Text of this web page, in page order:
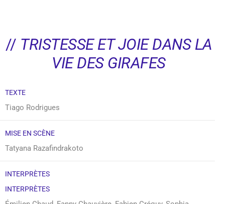
// TRISTESSE ET JOIE DANS LA
VIE DES GIRAFES
TEXTE
Tiago Rodrigues
MISE EN SCÈNE
Tatyana Razafindrakoto
INTERPRÈTES
INTERPRÈTES